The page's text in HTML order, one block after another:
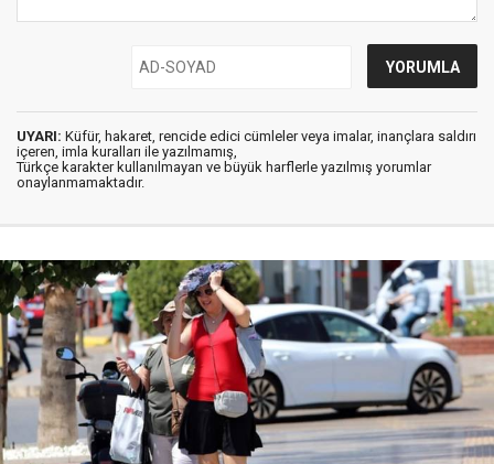
UYARI: Küfür, hakaret, rencide edici cümleler veya imalar, inançlara saldırı
içeren, imla kuralları ile yazılmamış,
Türkçe karakter kullanılmayan ve büyük harflerle yazılmış yorumlar
onaylanmamaktadır.